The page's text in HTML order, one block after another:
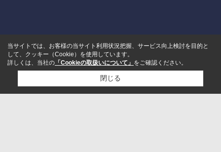
当サイトでは、お客様の当サイト利用状況把握、サービス向上検討を目的と
して、クッキー（Cookie）を使用しています。
詳しくは、当社の 「Cookieの取扱いについて」 をご確認ください。
閉じる